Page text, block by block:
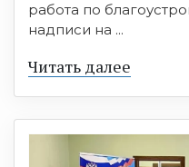
работа по
надписи на ...
Читать далее